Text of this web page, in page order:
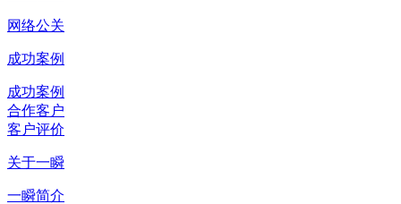
网络公关
成功案例
成功案例
合作客户
客户评价
关于一瞬
一瞬简介